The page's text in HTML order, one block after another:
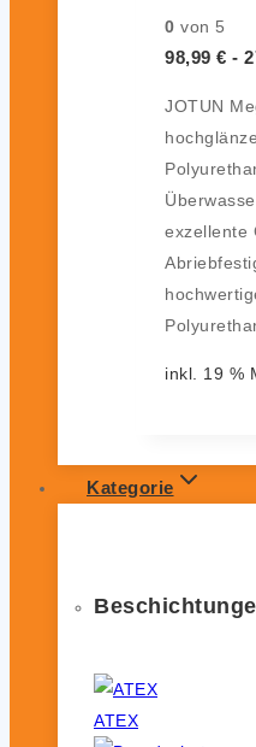
0 von 5
98,99 € -
JOTUN
exzellente
inkl. 19 %
Kategorie
ATEX